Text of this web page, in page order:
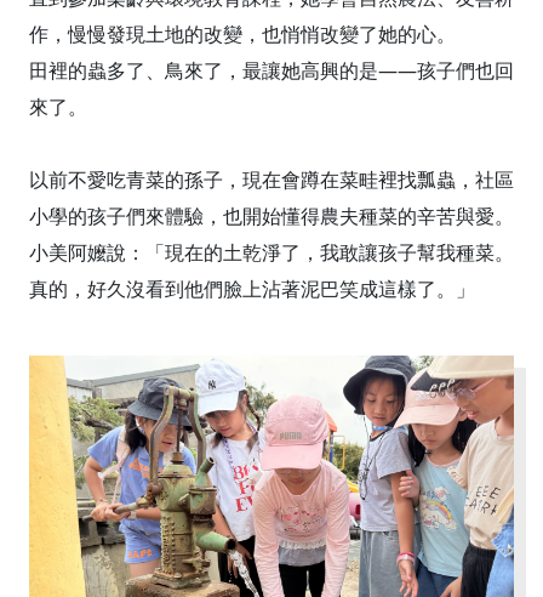
作，慢慢發現土地的改變，也悄悄改變了她的心。
田裡的蟲多了、鳥來了，最讓她高興的是——孩子們也回
來了。
以前不愛吃青菜的孫子，現在會蹲在菜畦裡找瓢蟲，社區
小學的孩子們來體驗，也開始懂得農夫種菜的辛苦與愛。
小美阿嬤說：「現在的土乾淨了，我敢讓孩子幫我種菜。
真的，好久沒看到他們臉上沾著泥巴笑成這樣了。」